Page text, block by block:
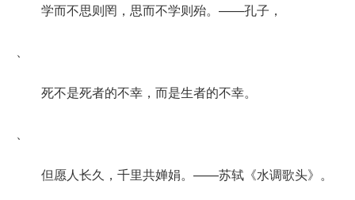
学而不思则罔，思而不学则殆。——孔子，
死不是死者的不幸，而是生者的不幸。
但愿人长久，千里共婵娟。——苏轼《水调歌头》。